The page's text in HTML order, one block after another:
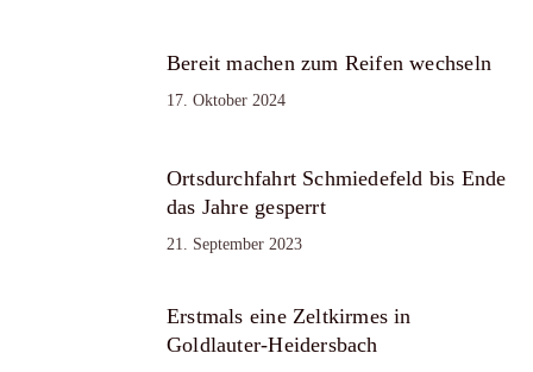
Bereit machen zum Reifen wechseln
17. Oktober 2024
Ortsdurchfahrt Schmiedefeld bis Ende
das Jahre gesperrt
21. September 2023
Erstmals eine Zeltkirmes in
Goldlauter-Heidersbach